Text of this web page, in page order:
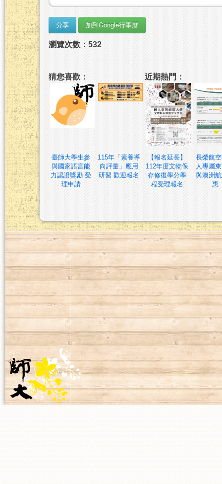
瀏覽次數：532
猜您喜歡：
臺師大學生參
與國家語言能
力認證獎勵 受
理申請
115年「素養導
向評量」應用
研習 歡迎報名
近期熱門：
【報名延長】
112年度文物保
存修復學分學
程受理報名
長榮航
人專屬
與澳洲
惠